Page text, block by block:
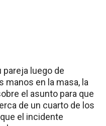
luego de
manos en la masa, la
el asunto para que
de un cuarto de los
el incidente